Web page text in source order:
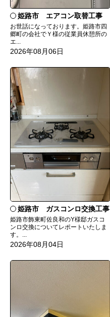
姫路市 エアコン取替工事
お世話になっております。姫路市四
郷町の会社でＹ様の従業員休憩所の
エ...
2026年08月06日
姫路市 ガスコンロ交換工事
姫路市飾東町佐良和のY様邸ガスコ
ンロ交換についてレポートいたしま
す。...
2026年08月04日